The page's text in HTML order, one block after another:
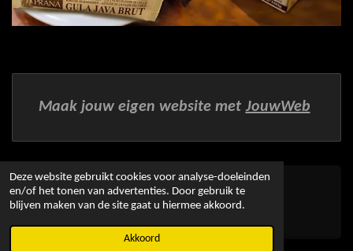
Deze website gebruikt cookies voor analyse-doeleinden
en/of het tonen van advertenties. Door gebruik te
blijven maken van de site gaat u hiermee akkoord.
Akkoord
Maak jouw eigen website met JouwWeb
© 2016 - 2026 Alles-wat-gezond-voor-je-is
Powered by JouwWeb